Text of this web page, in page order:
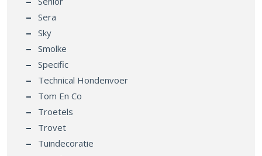
Sera
Sky
Smolke
Specific
Technical Hondenvoer
Tom En Co
Troetels
Trovet
Tuindecoratie